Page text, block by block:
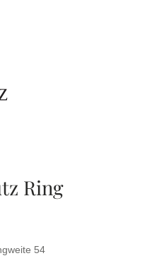
Ring
54